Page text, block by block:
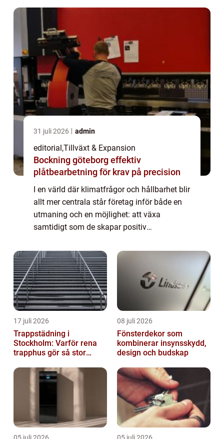
31 juli 2026 admin
editorial,Tillväxt & Expansion
Bockning göteborg effektiv
plåtbearbetning för krav på precision
I en värld där klimatfrågor och hållbarhet blir
allt mer centrala står företag inför både en
utmaning och en möjlighet: att växa
samtidigt som de skapar positiv
17 juli 2026
Trappstädning i
Stockholm: Varför rena
trapphus gör så stor
08 juli 2026
Fönsterdekor som
kombinerar insynsskydd,
design och budskap